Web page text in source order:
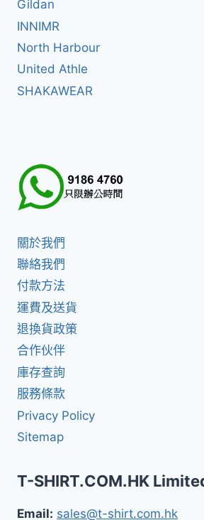
Gildan
INNIMR
North Harbour
United Athle
SHAKAWEAR
關於我們
聯絡我們
付款方法
運費及送貨
退換貨政策
合作伙伴
庫存查詢
服務條款
Privacy Policy
Sitemap
T-SHIRT.COM.HK
Email: sales@t-shirt.com.hk